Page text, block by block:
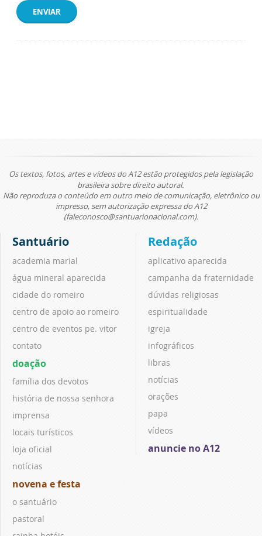
ENVIAR
Os textos, fotos, artes e vídeos do A12 estão protegidos pela legislação
brasileira sobre direito autoral.
Não reproduza o conteúdo em outro meio de comunicação, eletrônico ou
impresso, sem autorização expressa do A12
(faleconosco@santuarionacional.com).
Santuário
academia marial
água mineral aparecida
cidade do romeiro
centro de apoio ao romeiro
centro de eventos pe. vitor
contato
doação
família dos devotos
história de nossa senhora
imprensa
locais turísticos
loja oficial
notícias
novena e festa
o santuário
pastoral
Redação
aplicativo aparecida
campanha da fraternidade
dúvidas religiosas
espiritualidade
igreja
infográficos
libras
notícias
orações
papa
vídeos
anuncie no A12